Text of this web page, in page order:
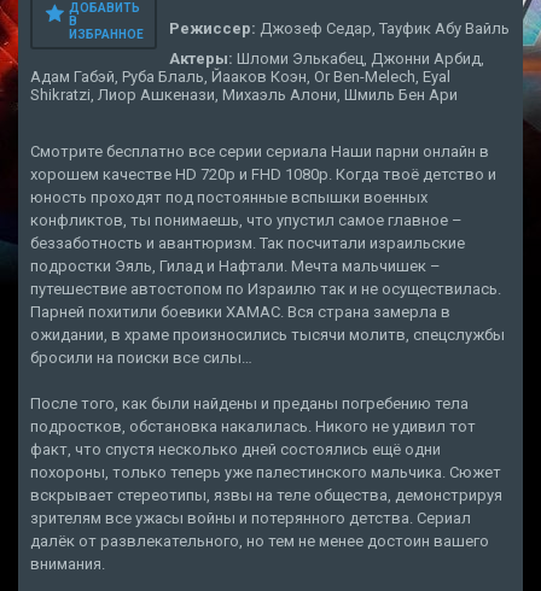
ДОБАВИТЬ
В
ИЗБРАННОЕ
Режиссер: Джозеф Седар, Тауфик Абу Вайль
Актеры: Шломи Элькабец, Джонни Арбид,
Адам Габэй, Руба Блаль, Йааков Коэн, Or Ben-Melech, Eyal
Shikratzi, Лиор Ашкенази, Михаэль Алони, Шмиль Бен Ари
Смотрите бесплатно все серии сериала Наши парни онлайн в
хорошем качестве HD 720p и FHD 1080p. Когда твоё детство и
юность проходят под постоянные вспышки военных
конфликтов, ты понимаешь, что упустил самое главное –
беззаботность и авантюризм. Так посчитали израильские
подростки Эяль, Гилад и Нафтали. Мечта мальчишек –
путешествие автостопом по Израилю так и не осуществилась.
Парней похитили боевики ХАМАС. Вся страна замерла в
ожидании, в храме произносились тысячи молитв, спецслужбы
бросили на поиски все силы…
После того, как были найдены и преданы погребению тела
подростков, обстановка накалилась. Никого не удивил тот
факт, что спустя несколько дней состоялись ещё одни
похороны, только теперь уже палестинского мальчика. Сюжет
вскрывает стереотипы, язвы на теле общества, демонстрируя
зрителям все ужасы войны и потерянного детства. Сериал
далёк от развлекательного, но тем не менее достоин вашего
внимания.